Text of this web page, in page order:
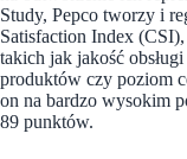
Study, Pepco tworzy i
Satisfaction Index
takich jak jakość
produktów czy poziom
on na bardzo wysokim
89 punktów.